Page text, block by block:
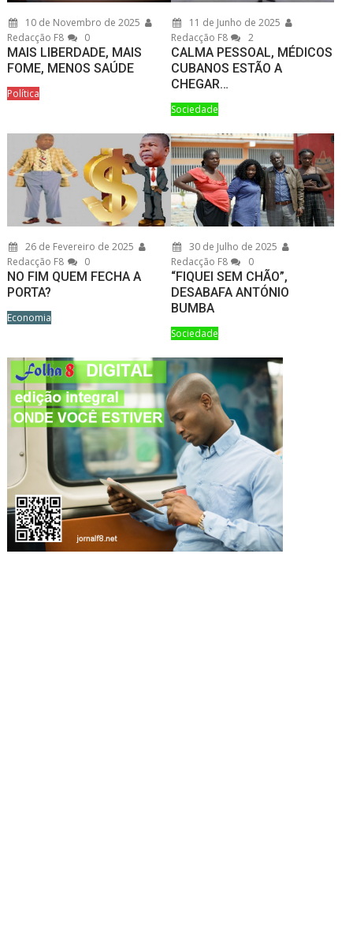
10 de Novembro de 2025
Redacção F8
0
MAIS LIBERDADE, MAIS
FOME, MENOS SAÚDE
Política
11 de Junho de 2025
Redacção F8
2
CALMA PESSOAL, MÉDICOS
CUBANOS ESTÃO A
CHEGAR…
Sociedade
26 de Fevereiro de 2025
Redacção F8
0
NO FIM QUEM FECHA A
PORTA?
Economia
30 de Julho de 2025
Redacção F8
0
“FIQUEI SEM CHÃO”,
DESABAFA ANTÓNIO
BUMBA
Sociedade